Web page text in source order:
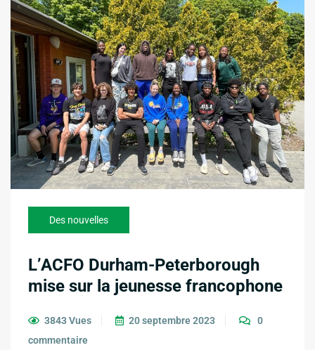
Des nouvelles
L’ACFO Durham-Peterborough
mise sur la jeunesse francophone
3843 Vues 20 septembre 2023
0
commentaire